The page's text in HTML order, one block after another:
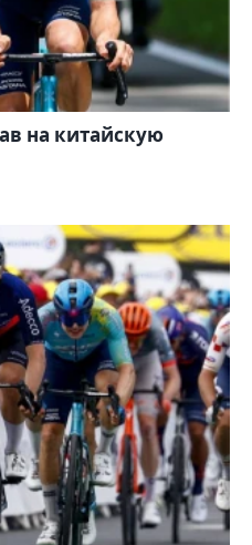
на китайскую